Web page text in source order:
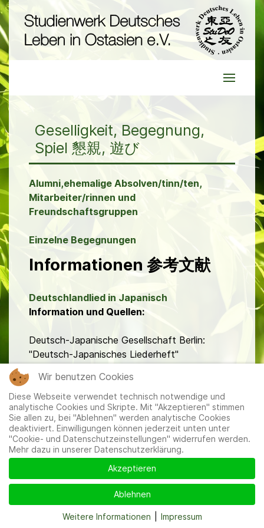
Geselligkeit, Begegnung,
Spiel 懇親, 遊び
Alumni,ehemalige Absolven/tinn/ten,
Mitarbeiter/rinnen und
Freundschaftsgruppen
Einzelne Begegnungen
Informationen 参考文献
Deutschlandlied in Japanisch
Information und Quellen:
Deutsch-Japanische Gesellschaft Berlin:
"Deutsch-Japanisches Liederheft"
Mitglieder|Impressum|Datenschutzerklärung|Cookie-
und Datenschutzeinstellungen
Wir benutzen Cookies
Diese Webseite verwendet technisch notwendige und
analytische Cookies und Skripte. Mit "Akzeptieren" stimmen
Sie allen zu, bei "Ablehnen" werden analytische Cookies
deaktiviert. Einwilligungen können jederzeit unten unter
"Cookie- und Datenschutzeinstellungen" widerrufen werden.
Mehr dazu in unserer Datenschutzerklärung.
Akzeptieren
Ablehnen
Weitere Informationen Impressum